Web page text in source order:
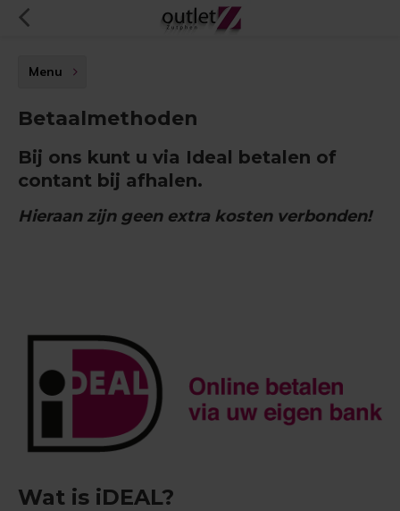
Menu
Betaalmethoden
Bij ons kunt u via Ideal betalen of
contant bij afhalen.
Hieraan zijn geen extra kosten verbonden!
Wat is iDEAL?